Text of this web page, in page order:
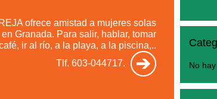
ofrece amistad a mujeres solas
en Granada. Para salir, hablar, tomar
ir al río, a la playa, a la piscina,..
Tlf. 603-044717.
No